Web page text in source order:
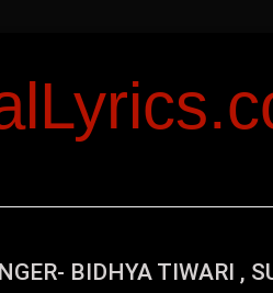
BIDHYA TIWARI ,